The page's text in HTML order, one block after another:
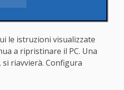
le istruzioni visualizzate
a ripristinare il PC. Una
riavvierà. Configura